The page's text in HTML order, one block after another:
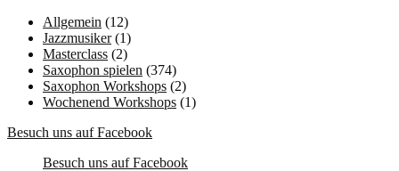
Allgemein (12)
Jazzmusiker(1)
Masterclass (2)
Saxophon spielen (374)
Saxophon Workshops (2)
Wochenend Workshops (1)
Besuch uns auf Facebook
Besuch uns auf Facebook